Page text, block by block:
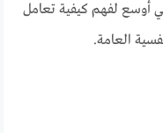
أوسع لفهم كيفية تعامل
العامة.